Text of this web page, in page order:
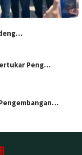
Peng…